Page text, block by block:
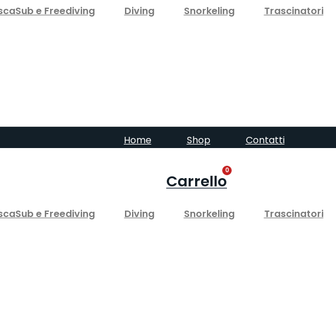
e Freediving Diving Snorkeling Trascinatori
Home Shop Contatti
0
Carrello
e Freediving Diving Snorkeling Trascinatori